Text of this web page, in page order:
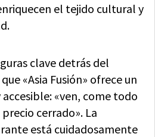
el tejido cultural y
clave detrás del
«Asia Fusión» ofrece un
«ven, come todo
cerrado». La
está cuidadosamente